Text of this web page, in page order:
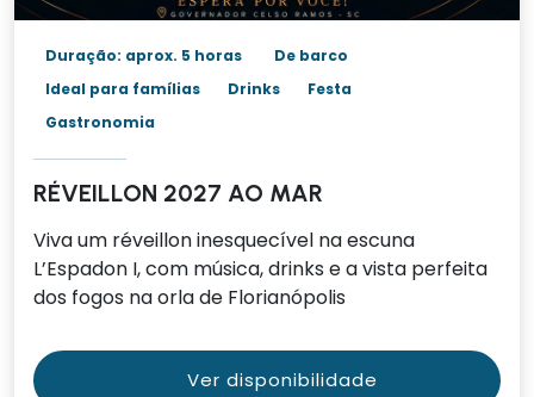
Duração: aprox. 5 horas
De barco
Ideal para famílias
Drinks
Festa
Gastronomia
RÉVEILLON 2027 AO MAR
Viva um réveillon inesquecível na escuna
L’Espadon I, com música, drinks e a vista perfeita
dos fogos na orla de Florianópolis
Ver disponibilidade